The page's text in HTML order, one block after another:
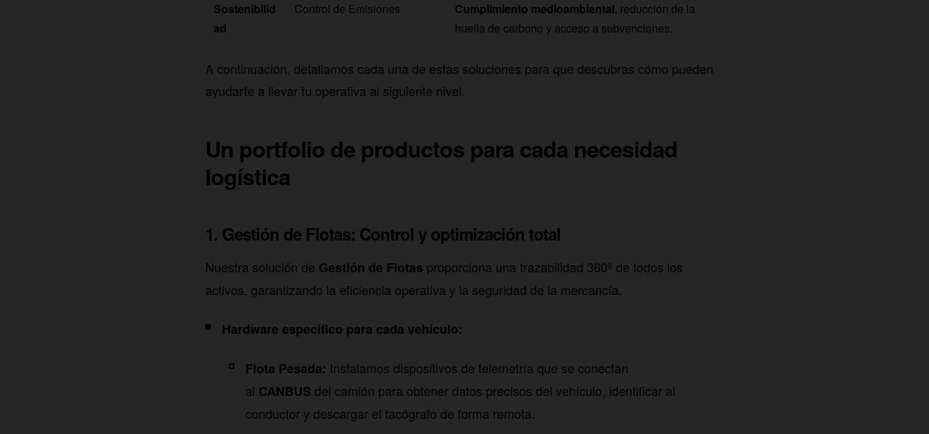
Sostenibilid
ad
Control de Emisiones Cumplimiento medioambiental, reducción de la
huella de carbono y acceso a subvenciones.
A continuación, detallamos cada una de estas soluciones para que descubras cómo pueden
ayudarte a llevar tu operativa al siguiente nivel.
Un portfolio de productos para cada necesidad
logística
1. Gestión de Flotas: Control y optimización total
Nuestra solución de Gestión de Flotas proporciona una trazabilidad 360º de todos los
activos, garantizando la eficiencia operativa y la seguridad de la mercancía.
Hardware específico para cada vehículo:
Flota Pesada: Instalamos dispositivos de telemetría que se conectan
al CANBUS del camión para obtener datos precisos del vehículo, identificar al
conductor y descargar el tacógrafo de forma remota.